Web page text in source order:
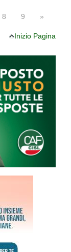
8 9 »
Inizio Pagina